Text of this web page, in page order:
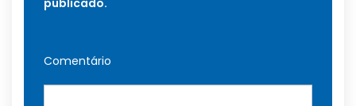
publicado.
Comentário